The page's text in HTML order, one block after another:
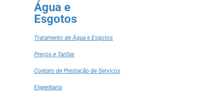
Água e
Esgotos
Tratamento de Água e Esgotos
Preços e Tarifas
Contato de Prestação de Serviços
Engenharia